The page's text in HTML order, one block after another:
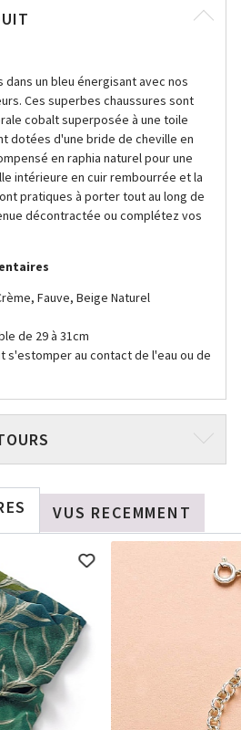
un bleu énergisant avec nos
Ces superbes chaussures sont
cobalt superposée à une toile
dotées d'une bride de cheville en
en raphia naturel pour une
intérieure en cuir rembourrée et la
pratiques à porter tout au long de
décontractée ou complétez vos
Fauve, Beige Naturel
de 29 à 31cm
s'estomper au contact de l'eau ou de
VUS RECEMMENT